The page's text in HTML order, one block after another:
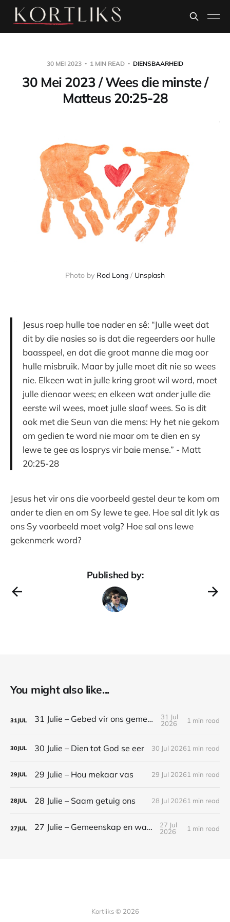
30 MEI 2023 1 MIN READ DIENSBAARHEID
30 Mei 2023 / Wees die minste /
Matteus 20:25-28
Photo by Rod Long / Unsplash
Jesus roep hulle toe nader en sê: “Julle weet dat
dit by die nasies so is dat die regeerders oor hulle
baasspeel, en dat die groot manne die mag oor
hulle misbruik. Maar by julle moet dit nie so wees
nie. Elkeen wat in julle kring groot wil word, moet
julle dienaar wees; en elkeen wat onder julle die
eerste wil wees, moet julle slaaf wees. So is dit
ook met die Seun van die mens: Hy het nie gekom
om gedien te word nie maar om te dien en sy
lewe te gee as losprys vir baie mense.” - Matt
20:25-28
Jesus het vir ons die voorbeeld gestel deur te kom om
ander te dien en om Sy lewe te gee. Hoe sal dit lyk as
ons Sy voorbeeld moet volg? Hoe sal ons lewe
gekenmerk word?
Published by:
You might also like...
31JUL 31 Julie – Gebed vir ons gemeenskap
31 Jul
2026
1 min read
30JUL 30 Julie – Dien tot God se eer 30 Jul 20261 min read
29JUL 29 Julie – Hou mekaar vas 29 Jul 20261 min read
28JUL 28 Julie – Saam getuig ons 28 Jul 20261 min read
27JUL 27 Julie – Gemeenskap en waarheid
27 Jul
2026
1 min read
Kortliks © 2026